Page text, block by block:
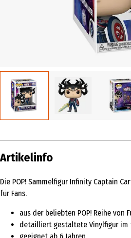
Artikelinfo
Die POP! Sammelfigur Infinity Captain
für Fans.
aus der beliebten POP! Reihe von
detailliert gestaltete Vinylfigur im